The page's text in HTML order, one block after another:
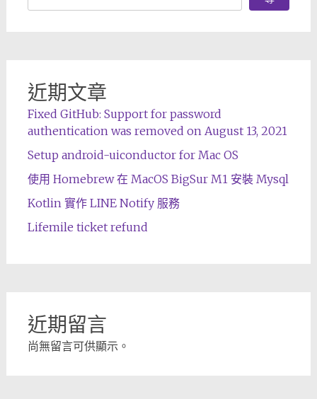
近期文章
Fixed GitHub: Support for password
authentication was removed on August 13, 2021
Setup android-uiconductor for Mac OS
使用 Homebrew 在 MacOS BigSur M1 安裝 Mysql
Kotlin 實作 LINE Notify 服務
Lifemile ticket refund
近期留言
尚無留言可供顯示。